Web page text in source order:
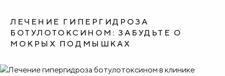
ЛЕЧЕНИЕ ГИПЕРГИДРОЗА
БОТУЛОТОКСИНОМ: ЗАБУДЬТЕ О
МОКРЫХ ПОДМЫШКАХ